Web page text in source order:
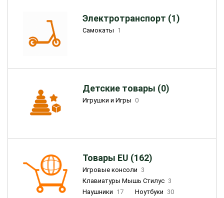
Электротранспорт (1)
Самокаты 1
Детские товары (0)
Игрушки и Игры 0
Товары EU (162)
Игровые консоли 3
Клавиатуры Мышь Стилус 3
Наушники 17 Ноутбуки 30